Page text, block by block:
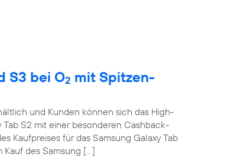
S3 bei O2 mit Spitzen-
und Kunden können sich das High-
S2 mit einer besonderen Cashback-
Kaufpreises für das Samsung Galaxy Tab
Kauf des Samsung […]